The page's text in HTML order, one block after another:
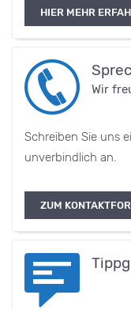
HIER MEHR
Wir
Schreiben Sie uns
unverbindlich an.
ZUM